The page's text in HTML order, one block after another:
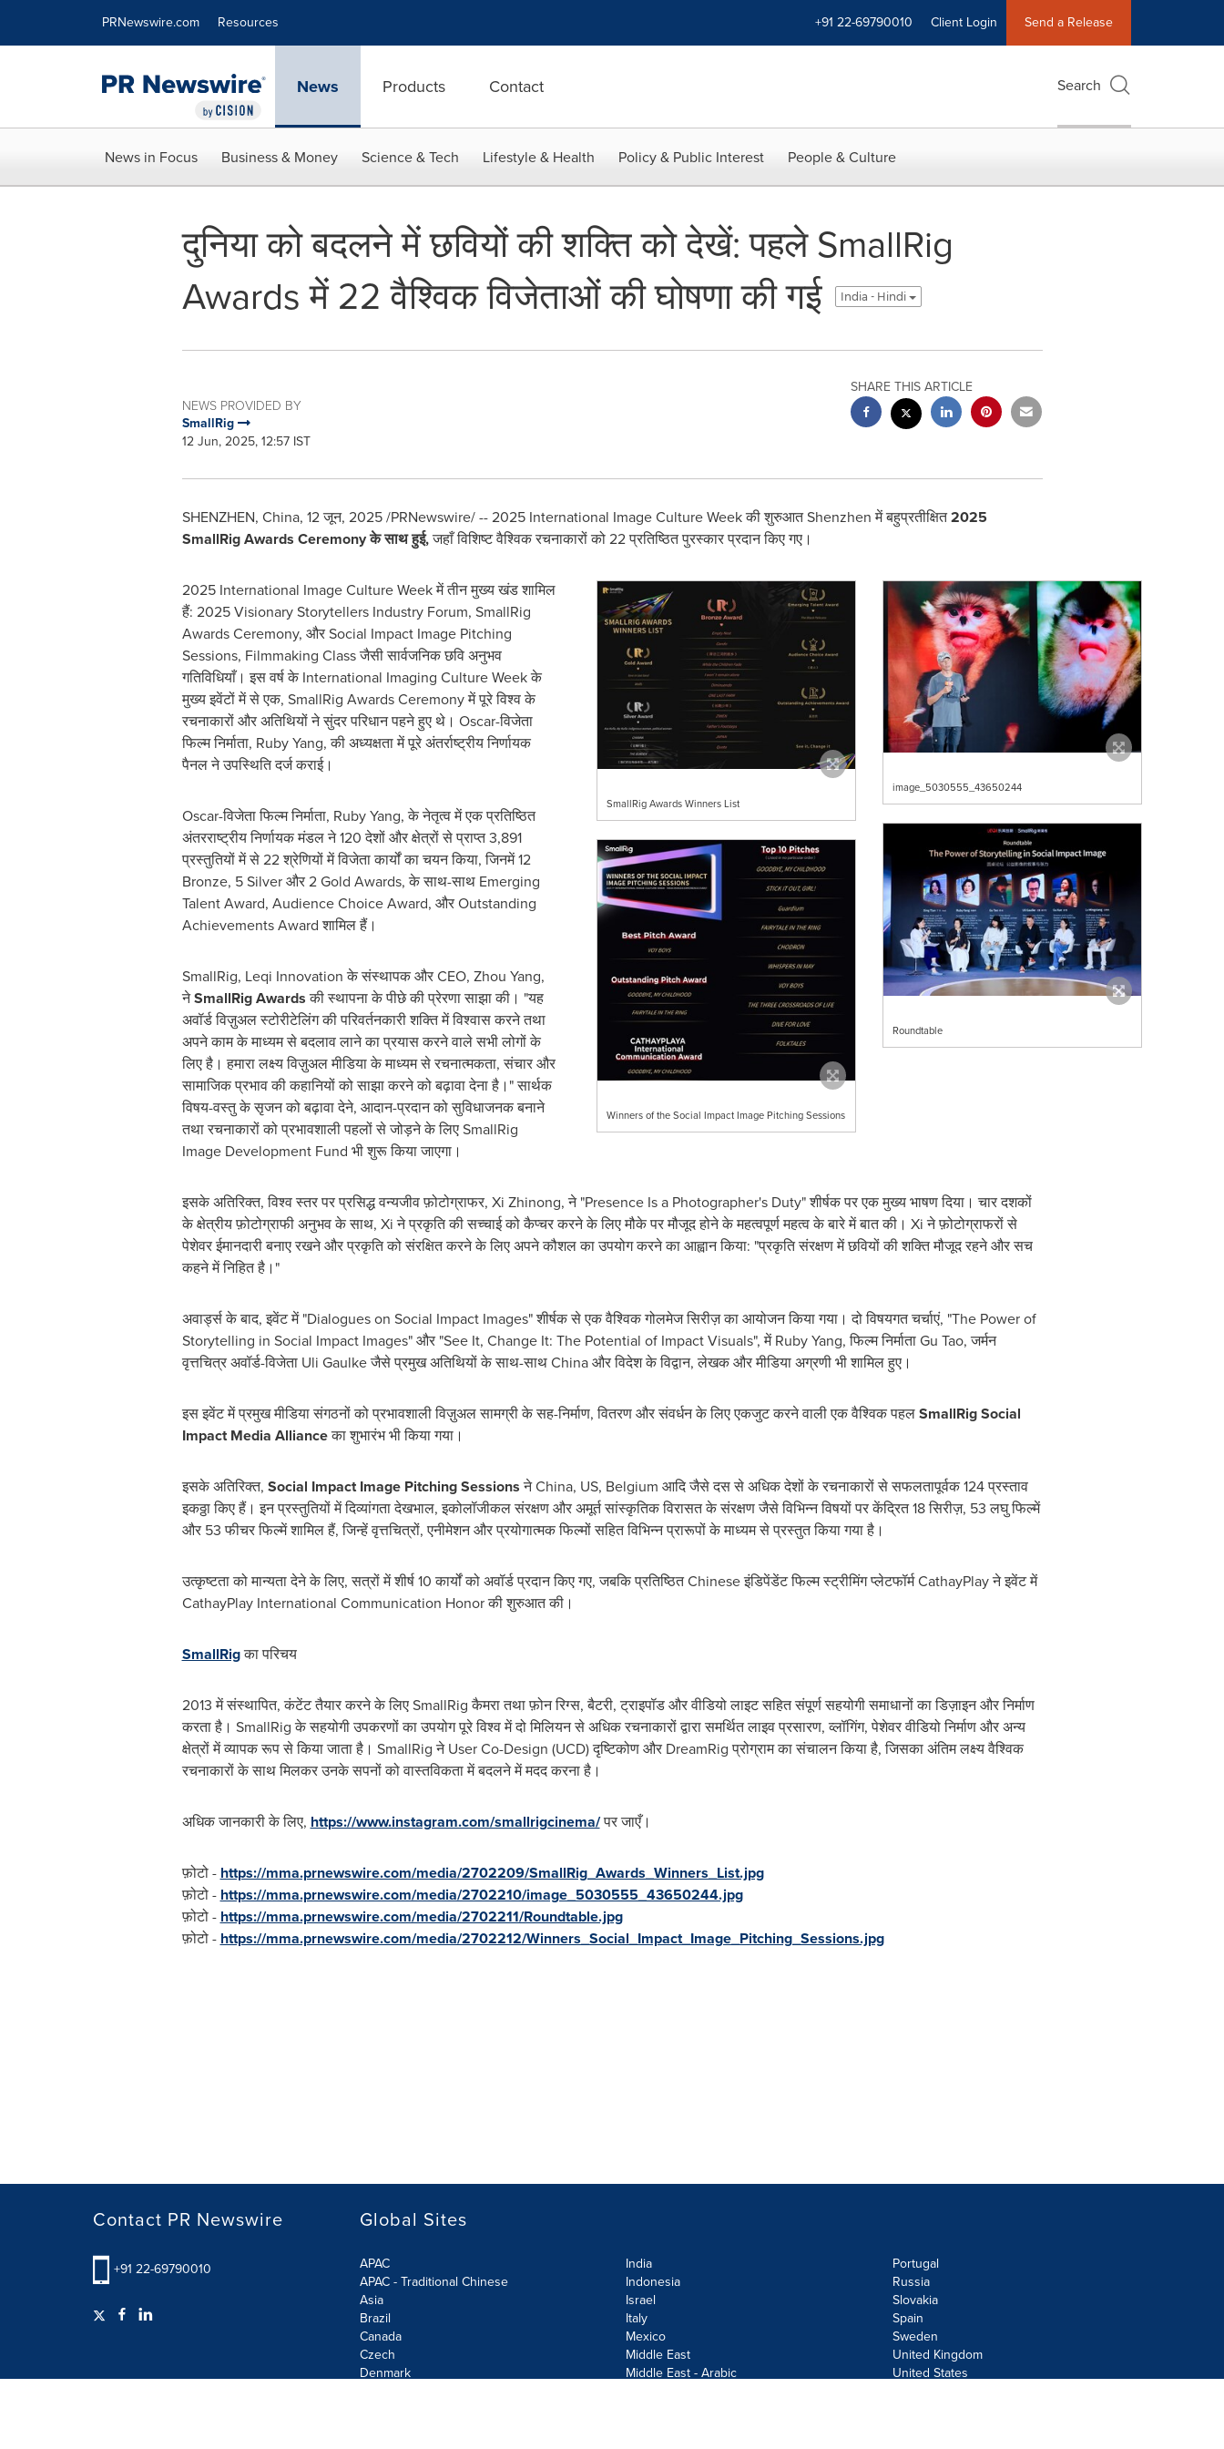
PRNewswire.com Resources +91 22-69790010 Client Login Send a Release
News Products Contact Search
News in Focus Business & Money Science & Tech Lifestyle & Health Policy & Public Interest People & Culture
दुनिया को बदलने में छवियों की शक्ति को देखें: पहले SmallRig
Awards में 22 वैश्विक विजेताओं की घोषणा की गई
India - Hindi
NEWS PROVIDED BY
SmallRig
12 Jun, 2025, 12:57 IST
SHARE THIS ARTICLE
SHENZHEN, China, 12 जून, 2025/PRNewswire/ -- 2025 International Image Culture Week की शुरुआतShenzhenमें बहुप्रतीक्षित2025
SmallRig Awards Ceremonyके साथ हुई,जहाँ विशिष्ट वैश्विक रचनाकारों को 22 प्रतिष्ठित पुरस्कार प्रदान किए गए।
SmallRig Awards Winners List
image_5030555_43650244
Roundtable
Winners of the Social Impact Image Pitching Sessions
2025 International Image Culture Week में तीन मुख्य खंड शामिल
हैं: 2025 Visionary Storytellers Industry Forum, SmallRig
Awards Ceremony, और Social Impact Image Pitching
Sessions, Filmmaking Class जैसी सार्वजनिक छवि अनुभव
गतिविधियाँ। इस वर्ष के International Imaging Culture Week के
मुख्य इवेंटों में से एक, SmallRig Awards Ceremony में पूरे विश्व के
रचनाकारों और अतिथियों ने सुंदर परिधान पहने हुए थे। Oscar-विजेता
फिल्म निर्माता, Ruby Yang, की अध्यक्षता में पूरे अंतर्राष्ट्रीय निर्णायक
पैनल ने उपस्थिति दर्ज कराई।
Oscar-विजेता फिल्म निर्माता, Ruby Yang, के नेतृत्व में एक प्रतिष्ठित
अंतरराष्ट्रीय निर्णायक मंडल ने 120 देशों और क्षेत्रों से प्राप्त 3,891
प्रस्तुतियों में से 22 श्रेणियों में विजेता कार्यों का चयन किया, जिनमें 12
Bronze, 5 Silver और 2 Gold Awards, के साथ-साथ Emerging
Talent Award, Audience Choice Award, और Outstanding
Achievements Award शामिल हैं।
SmallRig, Leqi Innovation के संस्थापक और CEO, Zhou Yang,
नेSmallRig Awardsकी स्थापना के पीछे की प्रेरणा साझा की। "यह
अवॉर्ड विज़ुअल स्टोरीटेलिंग की परिवर्तनकारी शक्ति में विश्वास करने तथा
अपने काम के माध्यम से बदलाव लाने का प्रयास करने वाले सभी लोगों के
लिए है। हमारा लक्ष्य विज़ुअल मीडिया के माध्यम से रचनात्मकता, संचार और
सामाजिक प्रभाव की कहानियों को साझा करने को बढ़ावा देना है।" सार्थक
विषय-वस्तु के सृजन को बढ़ावा देने, आदान-प्रदान को सुविधाजनक बनाने
तथा रचनाकारों को प्रभावशाली पहलों से जोड़ने के लिए SmallRig
Image Development Fund भी शुरू किया जाएगा।
इसके अतिरिक्त, विश्व स्तर पर प्रसिद्ध वन्यजीव फ़ोटोग्राफर, Xi Zhinong, ने "Presence Is a Photographer's Duty" शीर्षक पर एक मुख्य भाषण दिया। चार दशकों
के क्षेत्रीय फ़ोटोग्राफी अनुभव के साथ, Xi ने प्रकृति की सच्चाई को कैप्चर करने के लिए मौके पर मौजूद होने के महत्वपूर्ण महत्व के बारे में बात की। Xi ने फ़ोटोग्राफरों से
पेशेवर ईमानदारी बनाए रखने और प्रकृति को संरक्षित करने के लिए अपने कौशल का उपयोग करने का आह्वान किया: "प्रकृति संरक्षण में छवियों की शक्ति मौजूद रहने और सच
कहने में निहित है।"
अवार्ड्स के बाद, इवेंट में "Dialogues on Social Impact Images" शीर्षक से एक वैश्विक गोलमेज सिरीज़ का आयोजन किया गया। दो विषयगत चर्चाएं, "The Power of
Storytelling in Social Impact Images" और "See It, Change It: The Potential of Impact Visuals", मेंRuby Yang, फिल्म निर्माताGu Tao, जर्मन
वृत्तचित्र अवॉर्ड-विजेता Uli Gaulkeजैसे प्रमुख अतिथियों के साथ-साथChinaऔर विदेश के विद्वान, लेखक और मीडिया अग्रणी भी शामिल हुए।
इस इवेंट में प्रमुख मीडिया संगठनों को प्रभावशाली विज़ुअल सामग्री के सह-निर्माण, वितरण और संवर्धन के लिए एकजुट करने वाली एक वैश्विक पहलSmallRig Social
Impact Media Allianceका शुभारंभ भी किया गया।
इसके अतिरिक्त, Social Impact Image Pitching SessionsनेChina, US, Belgium आदि जैसे दस से अधिक देशों के रचनाकारों से सफलतापूर्वक 124 प्रस्ताव
इकठ्ठा किए हैं। इन प्रस्तुतियों में दिव्यांगता देखभाल, इकोलॉजीकल संरक्षण और अमूर्त सांस्कृतिक विरासत के संरक्षण जैसे विभिन्न विषयों पर केंद्रित 18 सिरीज़, 53 लघु फिल्में
और 53 फीचर फिल्में शामिल हैं, जिन्हें वृत्तचित्रों, एनीमेशन और प्रयोगात्मक फिल्मों सहित विभिन्न प्रारूपों के माध्यम से प्रस्तुत किया गया है।
उत्कृष्टता को मान्यता देने के लिए, सत्रों में शीर्ष 10 कार्यों को अवॉर्ड प्रदान किए गए, जबकि प्रतिष्ठित Chinese इंडिपेंडेंट फिल्म स्ट्रीमिंग प्लेटफॉर्म CathayPlay ने इवेंट में
CathayPlay International Communication Honor की शुरुआत की।
SmallRigका परिचय
2013 में संस्थापित, कंटेंट तैयार करने के लिए SmallRig कैमरा तथा फ़ोन रिग्स, बैटरी, ट्राइपॉड और वीडियो लाइट सहित संपूर्ण सहयोगी समाधानों का डिज़ाइन और निर्माण
करता है। SmallRig के सहयोगी उपकरणों का उपयोग पूरे विश्व में दो मिलियन से अधिक रचनाकारों द्वारा समर्थित लाइव प्रसारण, व्लॉगिंग, पेशेवर वीडियो निर्माण और अन्य
क्षेत्रों में व्यापक रूप से किया जाता है। SmallRig ने User Co-Design (UCD) दृष्टिकोण और DreamRig प्रोग्राम का संचालन किया है, जिसका अंतिम लक्ष्य वैश्विक
रचनाकारों के साथ मिलकर उनके सपनों को वास्तविकता में बदलने में मदद करना है।
अधिक जानकारी के लिए, https://www.instagram.com/smallrigcinema/पर जाएँ।
फ़ोटो - https://mma.prnewswire.com/media/2702209/SmallRig_Awards_Winners_List.jpg
फ़ोटो - https://mma.prnewswire.com/media/2702210/image_5030555_43650244.jpg
फ़ोटो - https://mma.prnewswire.com/media/2702211/Roundtable.jpg
फ़ोटो - https://mma.prnewswire.com/media/2702212/Winners_Social_Impact_Image_Pitching_Sessions.jpg
Contact PR Newswire
+91 22-69790010
Global Sites
APAC
APAC - Traditional Chinese
Asia
Brazil
Canada
Czech
Denmark
India
Indonesia
Israel
Italy
Mexico
Middle East
Middle East - Arabic
Portugal
Russia
Slovakia
Spain
Sweden
United Kingdom
United States